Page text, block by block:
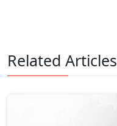
Related Articles